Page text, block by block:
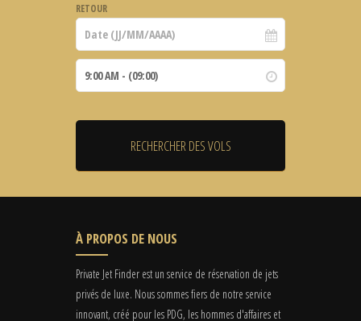
RETOUR
À PROPOS DE NOUS
Private Jet Finder est un service de réservation de jets
privés de luxe. Nous sommes fiers de notre service
innovant, créé pour les PDG, les hommes d'affaires et